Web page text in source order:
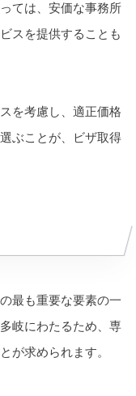
ては、安価な事務所
スを提供することも
を考慮し、適正価格
ぶことが、ビザ取得
最も重要な要素の一
岐にわたるため、専
が求められます。